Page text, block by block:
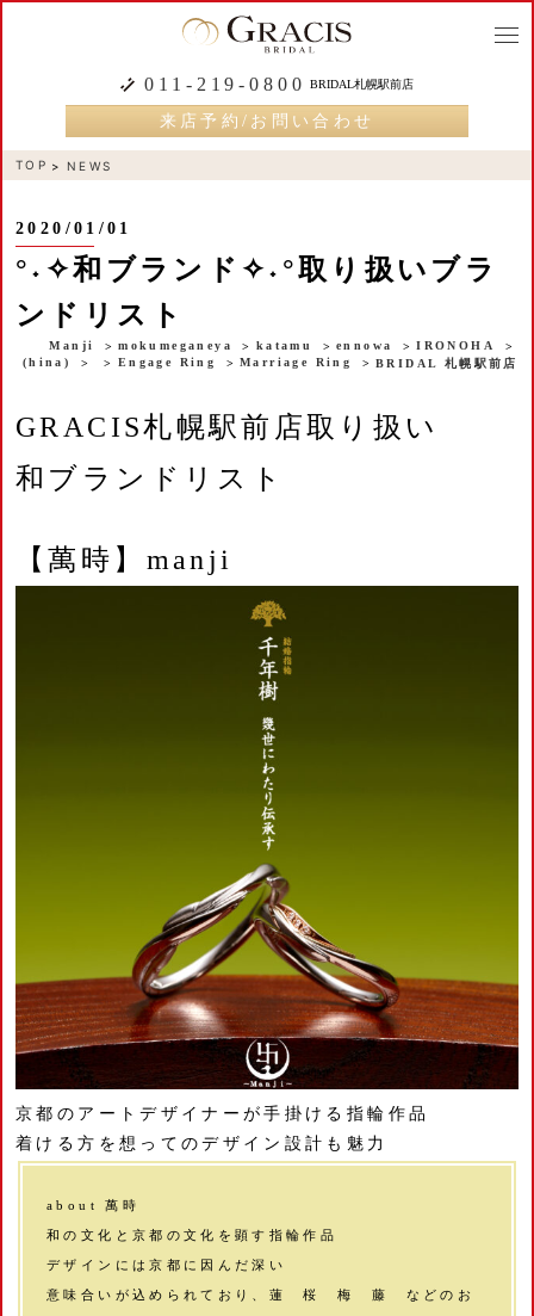
011-219-0800 BRIDAL札幌駅前店
来店予約/お問い合わせ
TOP NEWS
2020/01/01
°˖✧和ブランド✧˖°取り扱いブラ
ンドリスト
Manji mokumeganeya katamu ennowa
IRONOHA
(hina)
Engage Ring Marriage Ring BRIDAL 札幌駅前店
GRACIS札幌駅前店取り扱い
和ブランドリスト
【萬時】manji
京都のアートデザイナーが手掛ける指輪作品
着ける方を想ってのデザイン設計も魅力
about 萬時
和の文化と京都の文化を顕す指輪作品
デザインには京都に因んだ深い
意味合いが込められており、蓮 桜 梅 藤 などのお